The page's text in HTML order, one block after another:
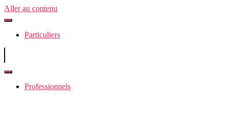
Aller au contenu
Particuliers
Professionnels